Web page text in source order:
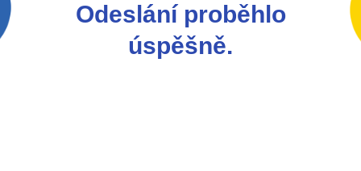
Odeslání proběhlo
úspěšně.